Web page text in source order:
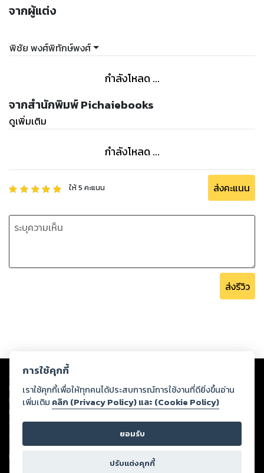
จากผู้แต่ง
พิชัย พงศ์พิทักษ์พงศ์
กำลังโหลด ...
จากสำนักพิมพ์ Pichaiebooks
ดูเพิ่มเติม
กำลังโหลด ...
ให้5 คะแนน ส่งคะแนน
ส่งรีวิว
Copyright © 2026
ต่อผลงานหรือเนื้อหาใดที่อัปโหลดผ่านเว็บไซต์และปรากฏว่าละเมิดสิทธิใน
ทรัพย์สินทางปัญญาของบุคคลอื่นหรือขัดต่อกฎหมายและศีลธรรม ดังนั้น ผู้อ่าน
ทุกท่านโปรดใช้วิจารณญาณในการกลั่นกรองด้วยตนเอง และหากท่านพบว่าส่วน
หนึ่งส่วนใดขัดต่อกฎหมายและศีลธรรม กรุณาแจ้งมายังบริษัท เพื่อทีมงานจะได้
ดำเนินการในทันที ทั้งนี้ ทางสตอรี่ล็อกขอสงวนลิขสิทธิ์ตามพระราชบัญญัติ
ลิขสิทธิ์ พ.ศ. 2537 (ฉบับล่าสุด)
For support: member@ookbee.com
Version
การใช้คุกกี้
เราใช้คุกกี้เพื่อให้ทุกคนได้ประสบการณ์การใช้งานที่ดียิ่งขึ้นอ่าน
เพิ่มเติม คลิก (Privacy Policy) และ (Cookie Policy)
ยอมรับ
ปรับแต่งคุกกี้